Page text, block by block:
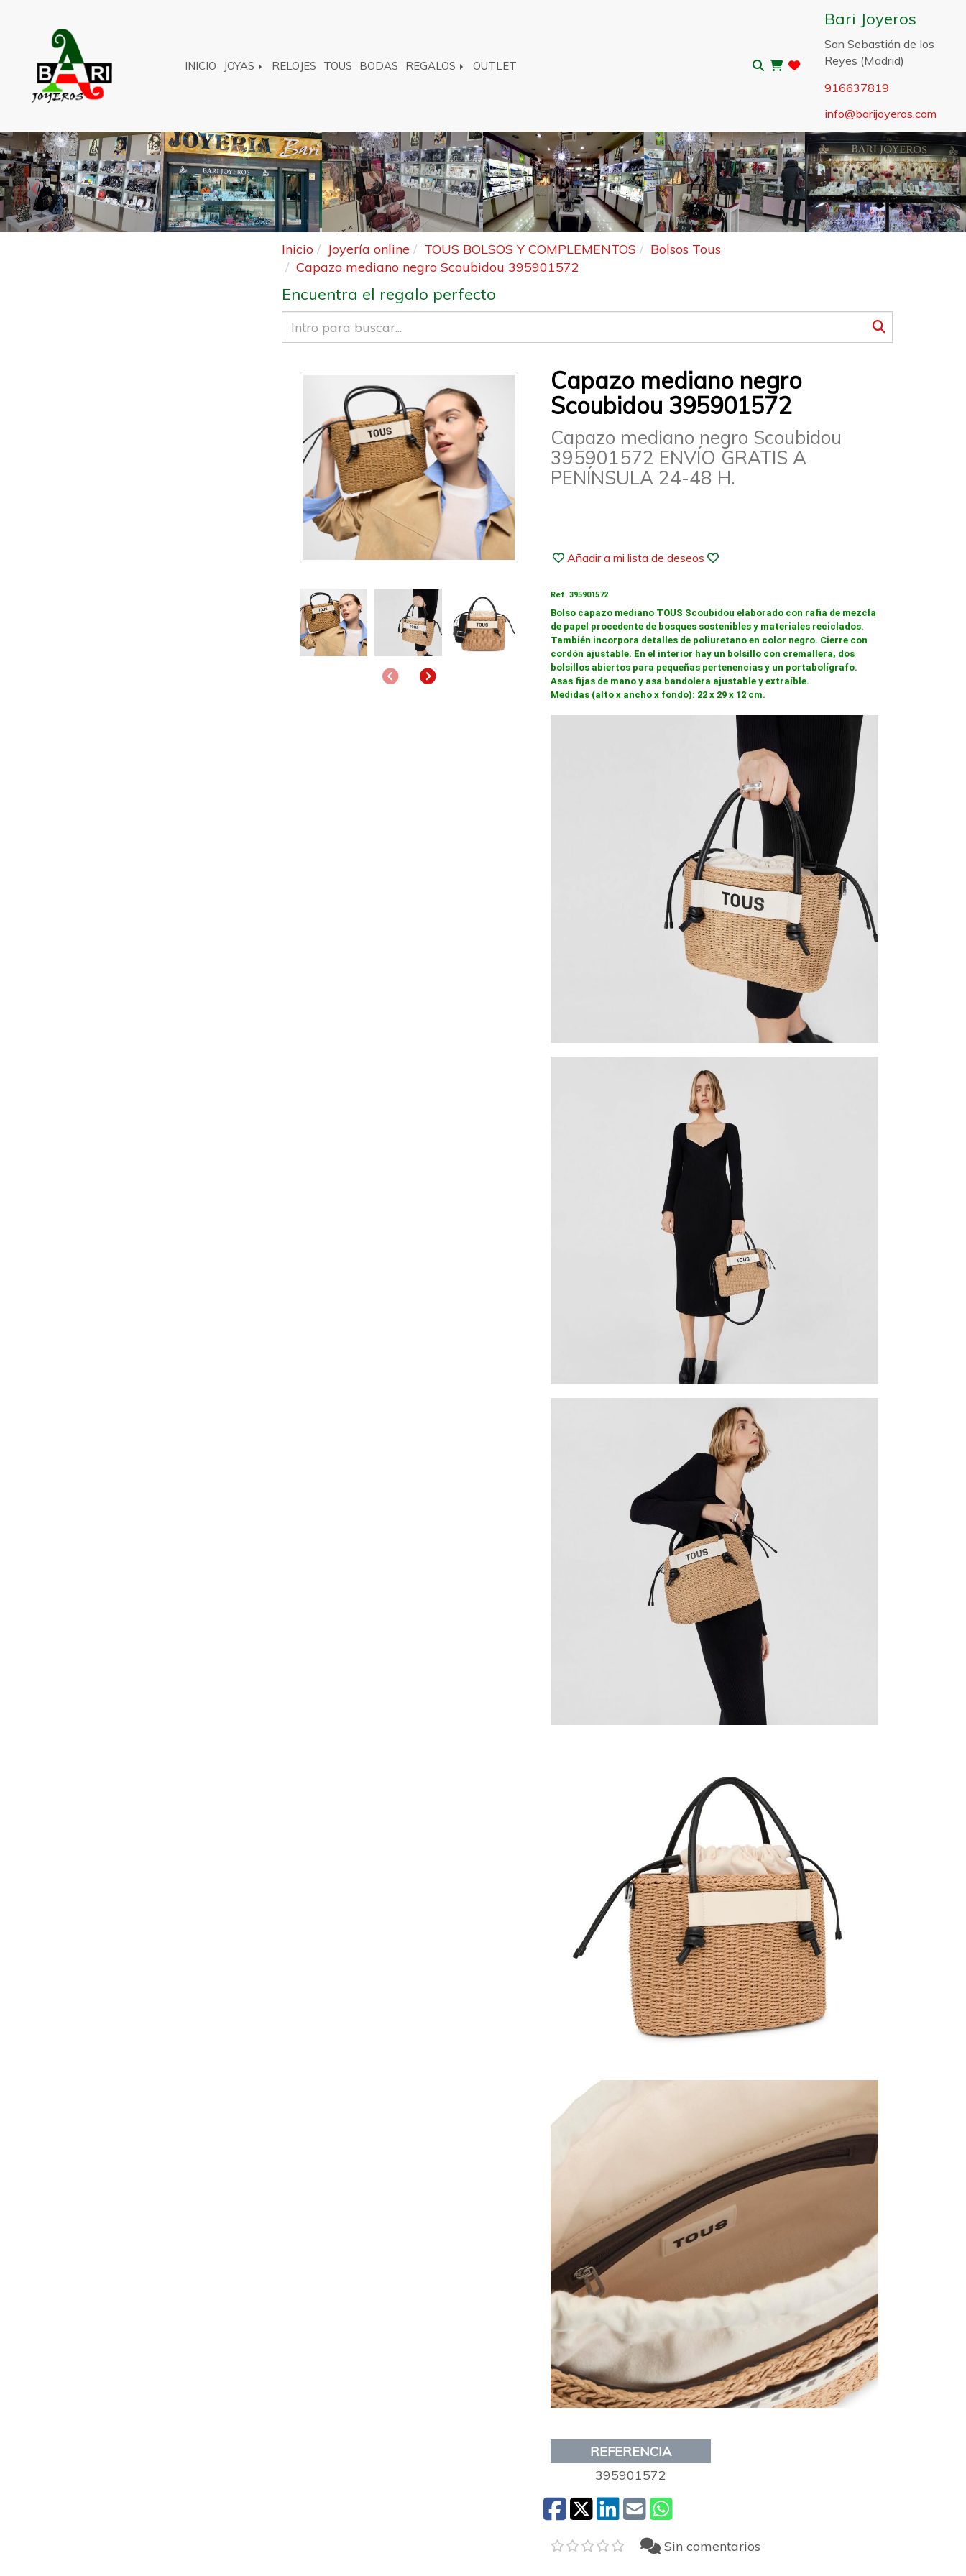
INICIO JOYAS RELOJES TOUS BODAS REGALOS OUTLET
Bari Joyeros
San Sebastián de los
Reyes (Madrid)
916637819
info
barijoyeros.com
Anterior
Inicio Joyería online TOUS BOLSOS Y COMPLEMENTOS
Bolsos Tous
Capazo mediano negro Scoubidou 395901572
Encuentra el regalo perfecto
AnteriorSiguiente
Capazo mediano negro
Scoubidou 395901572
Capazo mediano negro Scoubidou
395901572 ENVÍO GRATIS A
PENÍNSULA 24-48 H.
Añadir a mi lista de deseos
Ref. 395901572
Bolso capazo mediano TOUS Scoubidou elaborado con rafia de mezcla
de papel procedente de bosques sostenibles y materiales reciclados.
También incorpora detalles de poliuretano en color negro. Cierre con
cordón ajustable. En el interior hay un bolsillo con cremallera, dos
bolsillos abiertos para pequeñas pertenencias y un portabolígrafo.
Asas fijas de mano y asa bandolera ajustable y extraíble.
Medidas (alto x ancho x fondo): 22 x 29 x 12 cm.
REFERENCIA
395901572
Sin comentarios